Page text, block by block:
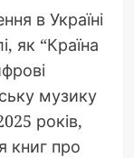
в Україні
як “Країна
музику
років,
книг про